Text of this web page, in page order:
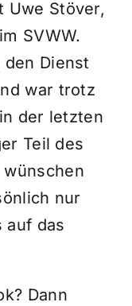
Uwe Stöver,
SVWW.
Dienst
war trotz
der letzten
Teil des
nur
auf das
Dann